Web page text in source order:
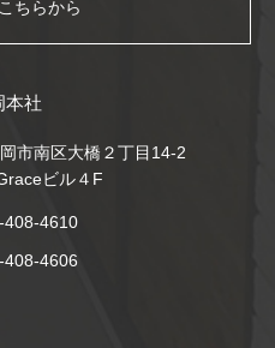
ちらから
本社
市南区大橋２丁目14-2
ビル４F
408-4610
408-4606